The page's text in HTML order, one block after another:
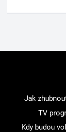
Jak
TV
Kdy budou